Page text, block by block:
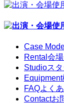
Case
Rental 会
Studioス
Equipment
FAQよく
Contactお